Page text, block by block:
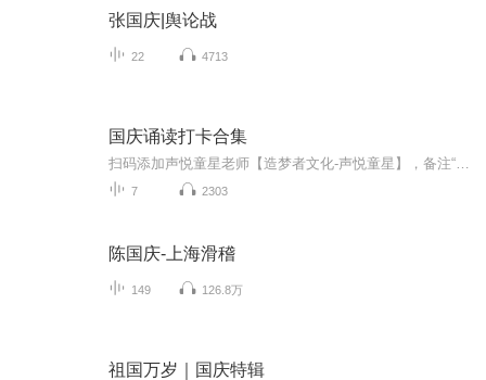
张国庆|舆论战
22 4713
国庆诵读打卡合集
7 2303
陈国庆-上海滑稽
149 126.8万
祖国万岁｜国庆特辑